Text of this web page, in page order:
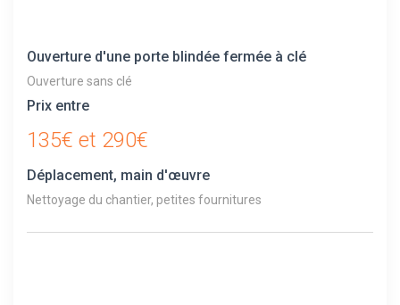
Ouverture d'une porte blindée fermée à clé
Ouverture sans clé
Prix entre
135€ et 290€
Déplacement, main d'œuvre
Nettoyage du chantier, petites fournitures